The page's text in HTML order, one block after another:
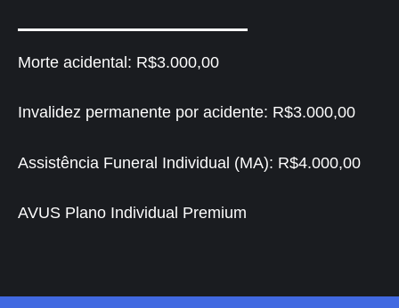
Morte acidental: R$3.000,00
Invalidez permanente por acidente: R$3.000,00
Assistência Funeral Individual (MA): R$4.000,00
AVUS Plano Individual Premium